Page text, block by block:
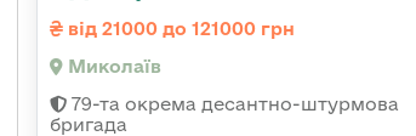
від 21000 до 121000 грн
Миколаїв
79-та окрема десантно-штурмова
бригада